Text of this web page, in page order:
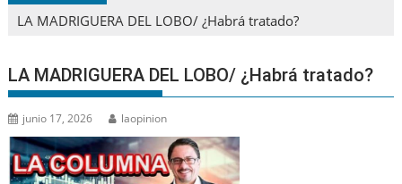
LA MADRIGUERA DEL LOBO/ ¿Habrá tratado?
LA MADRIGUERA DEL LOBO/ ¿Habrá tratado?
junio 17, 2026 laopinion